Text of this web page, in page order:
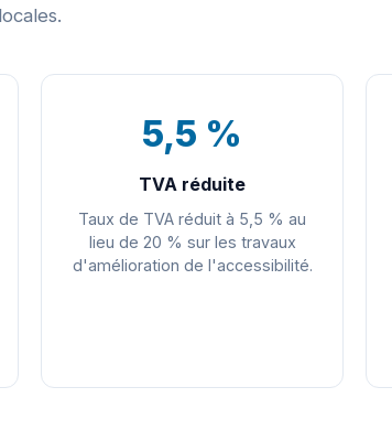
locales.
5,5 %
TVA réduite
Taux de TVA réduit à 5,5 % au
lieu de 20 % sur les travaux
d'amélioration de l'accessibilité.